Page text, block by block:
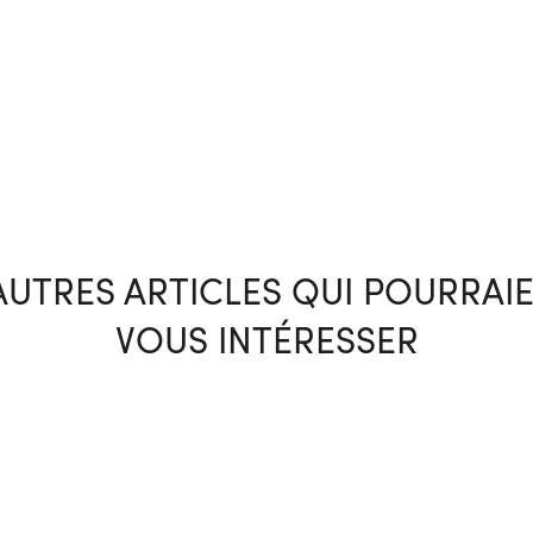
ARTICLES QUI
VOUS INTÉRESSER